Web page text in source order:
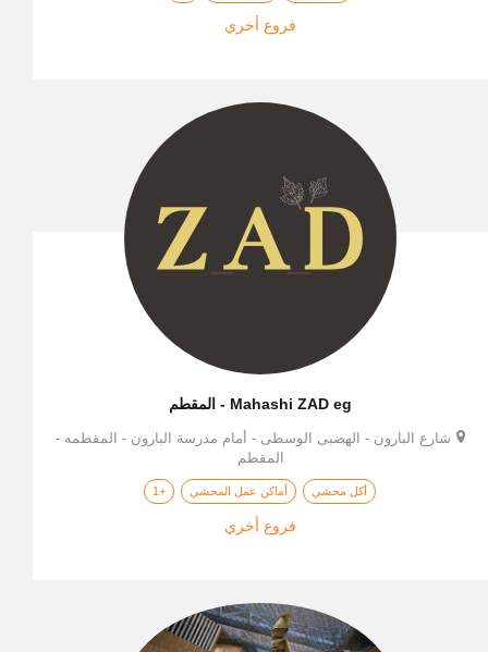
فروع أخري
Mahashi ZAD eg - المقطم
شارع البارون - الهضبى الوسطى - أمام مدرسة البارون - المقطمه -
المقطم
أكل محشي أماكن عمل المحشي +1
فروع أخري